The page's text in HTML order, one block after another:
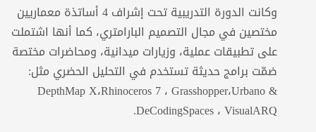
وكانت الدورة التدريبية تحت إشراف 4 أساتذة معماريين
مختصين في مجال التصميم البارامتري، كما أنها اشتملت
على تطبيقات عملية، وزيارات ميدانية، ومحاضرات مختصة
ضمّت برامج حديثة تستخدم في التحليل الحضري مثل:
DepthMap X،Rhinoceros 7 ، Grasshopper،Urbano &
DeCodingSpaces ، VisualARQ.